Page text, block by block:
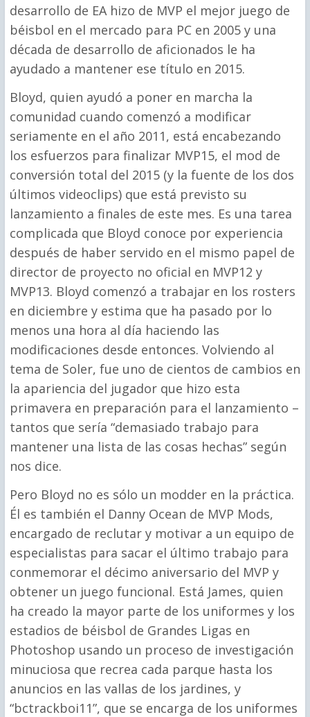
desarrollo de EA hizo de MVP el mejor juego de
béisbol en el mercado para PC en 2005 y una
década de desarrollo de aficionados le ha
ayudado a mantener ese título en 2015.
Bloyd, quien ayudó a poner en marcha la
comunidad cuando comenzó a modificar
seriamente en el año 2011, está encabezando
los esfuerzos para finalizar MVP15, el mod de
conversión total del 2015 (y la fuente de los dos
últimos videoclips) que está previsto su
lanzamiento a finales de este mes. Es una tarea
complicada que Bloyd conoce por experiencia
después de haber servido en el mismo papel de
director de proyecto no oficial en MVP12 y
MVP13. Bloyd comenzó a trabajar en los rosters
en diciembre y estima que ha pasado por lo
menos una hora al día haciendo las
modificaciones desde entonces. Volviendo al
tema de Soler, fue uno de cientos de cambios en
la apariencia del jugador que hizo esta
primavera en preparación para el lanzamiento –
tantos que sería “demasiado trabajo para
mantener una lista de las cosas hechas” según
nos dice.
Pero Bloyd no es sólo un modder en la práctica.
Él es también el Danny Ocean de MVP Mods,
encargado ​​de reclutar y motivar a un equipo de
especialistas para sacar el último trabajo para
conmemorar el décimo aniversario del MVP y
obtener un juego funcional. Está James, quien
ha creado la mayor parte de los uniformes y los
estadios de béisbol de Grandes Ligas en
Photoshop usando un proceso de investigación
minuciosa que recrea cada parque hasta los
anuncios en las vallas de los jardines, y
“bctrackboi11”, que se encarga de los uniformes